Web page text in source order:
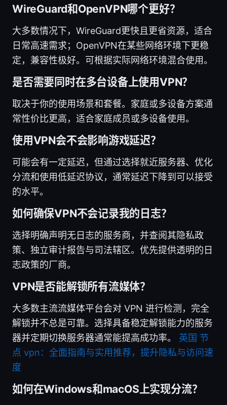
WireGuard和OpenVPN哪个更好？
大多数情况下，WireGuard更快且更省资源，适合
日常高速需求；OpenVPN在某些网络环境下更稳
定，兼容性极好。可根据实际网络环境混合使用。
是否需要同时在多台设备上使用VPN？
取决于你的使用场景和套餐。家庭或多设备方案通
常性价比更高，适合家庭成员或多设备使用。
使用VPN会不会影响游戏延迟？
可能会有一定延迟，但通过选择就近服务器、优化
分流和使用低延迟协议，通常延迟下降到可以接受
的水平。
如何确保VPN不会记录我的日志？
选择明确声明无日志的服务商，并查阅其隐私政
策、独立审计报告与司法辖区。优先提供透明的日
志政策的厂商。
VPN是否能解锁所有流媒体？
大多数主流流媒体平台会对 VPN 进行检测，完全
解锁并不总是可靠。选择具备稳定解锁能力的服务
器并定期切换服务器通常能提高成功率。 英国 节
点 vpn：全面指南与实用推荐，提升隐私与访问速
度
如何在Windows和macOS上实现分流？